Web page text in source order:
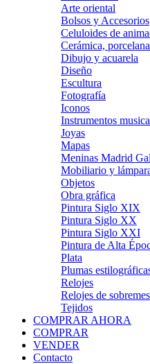
Arte oriental
Bolsos y Accesorios
Celuloides de
Cerámica,
Dibujo y acuarela
Diseño
Escultura
Fotografía
Iconos
Instrumentos
Joyas
Mapas
Meninas Madrid
Mobiliario y
Objetos
Obra gráfica
Pintura Siglo XIX
Pintura Siglo XX
Pintura Siglo XXI
Pintura de Alta
Plata
Plumas
Relojes
Relojes de
Tejidos
COMPRAR AHORA
COMPRAR
VENDER
Contacto